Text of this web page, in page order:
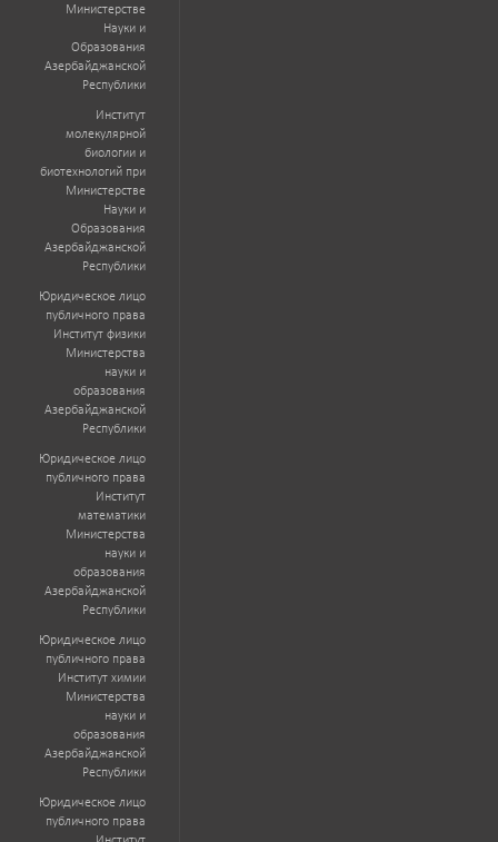
Министерстве
Науки и
Образования
Азербайджанской
Республики
Институт
молекулярной
биологии и
биотехнологий при
Министерстве
Науки и
Образования
Азербайджанской
Республики
Юридическое лицо
публичного права
Институт физики
Министерства
науки и
образования
Азербайджанской
Республики
Юридическое лицо
публичного права
Институт
математики
Министерства
науки и
образования
Азербайджанской
Республики
Юридическое лицо
публичного права
Институт химии
Министерства
науки и
образования
Азербайджанской
Республики
Юридическое лицо
публичного права